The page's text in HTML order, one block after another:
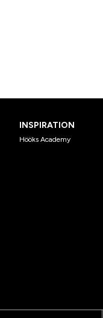
INSPIRATION
Hööks Academy